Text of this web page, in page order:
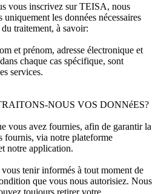
vous inscrivez sur TEISA, nous
les données nécessaires
traitement, à savoir:
et prénom, adresse électronique et
chaque cas spécifique, sont
services.
NOUS VOS DONNéES?
vous avez fournies, afin de garantir la
fournis, via notre plateforme
notre application.
tenir informés à tout moment de
que vous nous autorisiez. Nous
toujours retirer votre